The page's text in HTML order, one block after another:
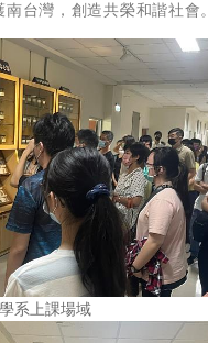
台灣，創造共榮和諧社會。
系上課場域